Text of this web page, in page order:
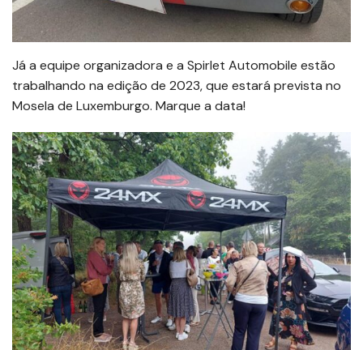
Já a equipe organizadora e a Spirlet Automobile estão
trabalhando na edição de 2023, que estará prevista no
Mosela de Luxemburgo. Marque a data!